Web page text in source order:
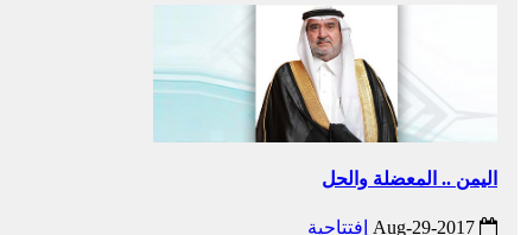
اليمن .. المعضلة والحل
إفتتاحية